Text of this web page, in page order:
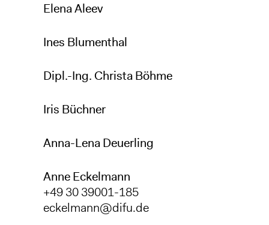
Elena Aleev
Ines Blumenthal
Dipl.-Ing. Christa Böhme
Iris Büchner
Anna-Lena Deuerling
Anne Eckelmann
+49 30 39001-185
eckelmann@difu.de